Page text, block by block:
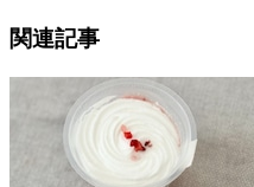
関連記事